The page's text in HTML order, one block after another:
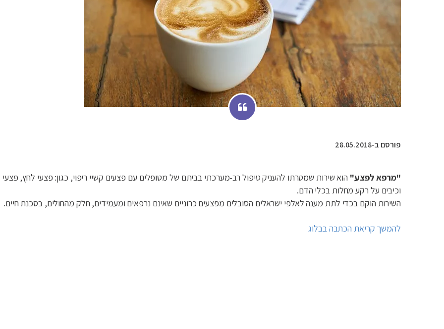
פורסם ב-28.05.2018
"מרפא לפצע" הוא שירות שמטרתו להעניק טיפול רב-מערכתי בביתם של מטופלים עם פצעים קשיי ריפוי, כגון: פצעי לחץ,
וכיבים על רקע מחלות בכלי הדם.
השירות הוקם בכדי לתת מענה לאלפי ישראלים הסובלים מפצעים כרוניים שאינם נרפאים ומעמידים, חלק מהחולים, בסכנת חיים.
להמשך קריאת הכתבה בבלוג